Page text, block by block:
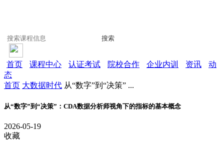
搜索
首页 课程中心 认证考试 院校合作 企业内训 资讯
动
态
首页 大数据时代 从“数字”到“决策” ...
从“数字”到“决策”：CDA数据分析师视角下的指标的基本概念
2026-05-19
收藏